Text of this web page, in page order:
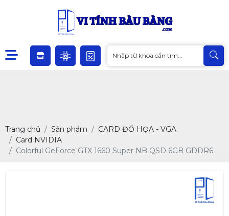
Trang chủ Sản phẩm
CARD ĐỒ HỌA - VGA
Card NVIDIA
Colorful GeForce GTX 1660 Super NB QSD 6GB GDDR6